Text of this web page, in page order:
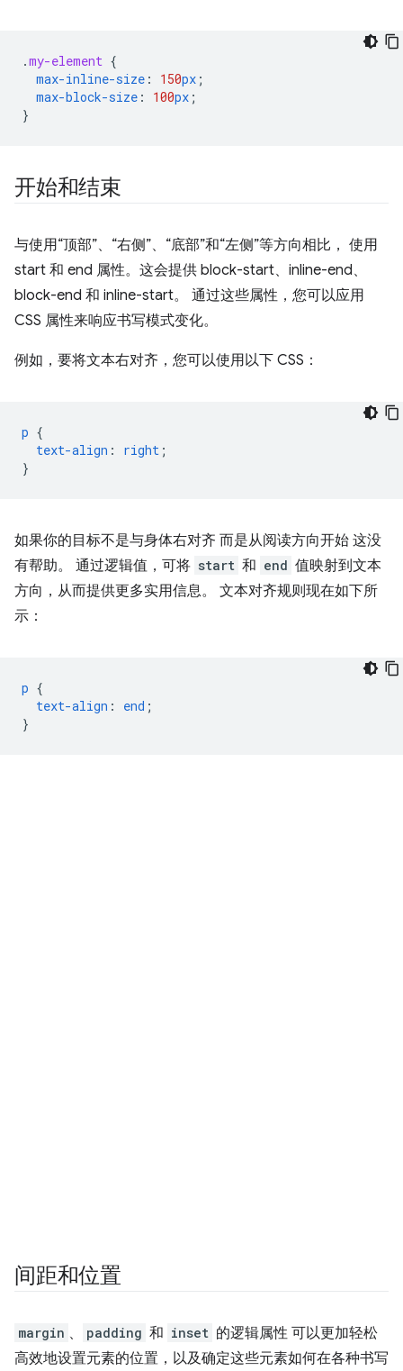
.my-element {
max-inline-size : 150px ;
max-block-size : 100px ;
}
开始和结束
与使用“顶部”、“右侧”、“底部”和“左侧”等方向相比， 使用
start 和 end 属性。这会提供 block-start、inline-end、
block-end 和 inline-start。 通过这些属性，您可以应用
CSS 属性来响应书写模式变化。
例如，要将文本右对齐，您可以使用以下 CSS：
p {
text-align : right ;
}
如果你的目标不是与身体右对齐 而是从阅读方向开始 这没
有帮助。 通过逻辑值，可将 start 和 end 值映射到文本
方向，从而提供更多实用信息。 文本对齐规则现在如下所
示：
p {
text-align : end ;
}
间距和位置
margin 、 padding 和 inset 的逻辑属性 可以更加轻松
高效地设置元素的位置，以及确定这些元素如何在各种书写